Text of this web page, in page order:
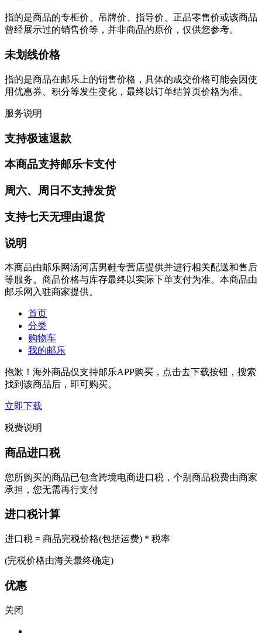
指的是商品的专柜价、吊牌价、指导价、正品零售价或该商品
曾经展示过的销售价等，并非商品的原价，仅供您参考。
未划线价格
指的是商品在邮乐上的销售价格，具体的成交价格可能会因使
用优惠券、积分等发生变化，最终以订单结算页价格为准。
服务说明
支持极速退款
本商品支持邮乐卡支付
周六、周日不支持发货
支持七天无理由退货
说明
本商品由邮乐网汤河店男鞋专营店提供并进行相关配送和售后
等服务。商品价格与库存最终以实际下单支付为准。本商品由
邮乐网入驻商家提供。
首页
分类
购物车
我的邮乐
抱歉！海外商品仅支持邮乐APP购买，点击去下载按钮，搜索
找到该商品后，即可购买。
立即下载
税费说明
商品进口税
您所购买的商品已包含跨境电商进口税，个别商品税费由商家
承担，您无需再行支付
进口税计算
进口税 = 商品完税价格(包括运费) * 税率
(完税价格由海关最终确定)
优惠
关闭